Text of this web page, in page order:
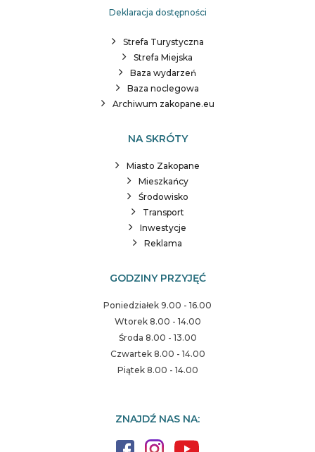
Deklaracja dostępności
Strefa Turystyczna
Strefa Miejska
Baza wydarzeń
Baza noclegowa
Archiwum zakopane.eu
NA SKRÓTY
Miasto Zakopane
Mieszkańcy
Środowisko
Transport
Inwestycje
Reklama
GODZINY PRZYJĘĆ
Poniedziałek 9.00 - 16.00
Wtorek 8.00 - 14.00
Środa 8.00 - 13.00
Czwartek 8.00 - 14.00
Piątek 8.00 - 14.00
ZNAJDŹ NAS NA: